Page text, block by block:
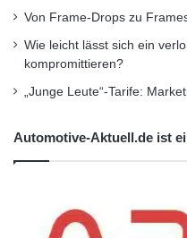
Von Frame-Drops zu
Wie leicht lässt sich ein
kompromittieren?
„Junge Leute“-Tarife:
Automotive-Aktuell.de ist